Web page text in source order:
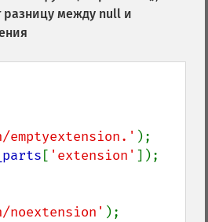
разницу между null и
emptyextension.'
[ 'extension' ]);
noextension'